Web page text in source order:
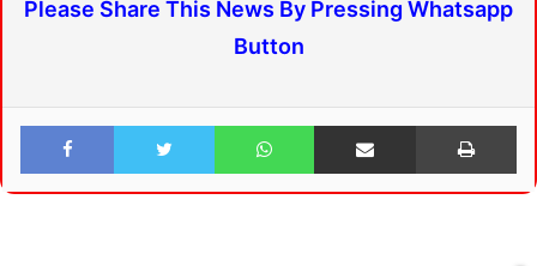
Please Share This News By Pressing Whatsapp
Button
Facebook Twitter WhatsApp Share via Email Print